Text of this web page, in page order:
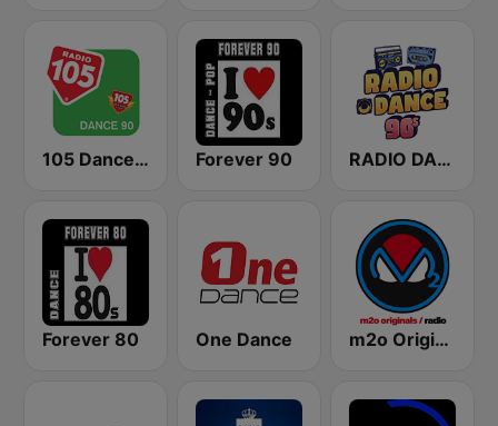
105 Dance 90 Forever 90 RADIO DANCE anni 90
Forever 80 One Dance m2o Originals Radio